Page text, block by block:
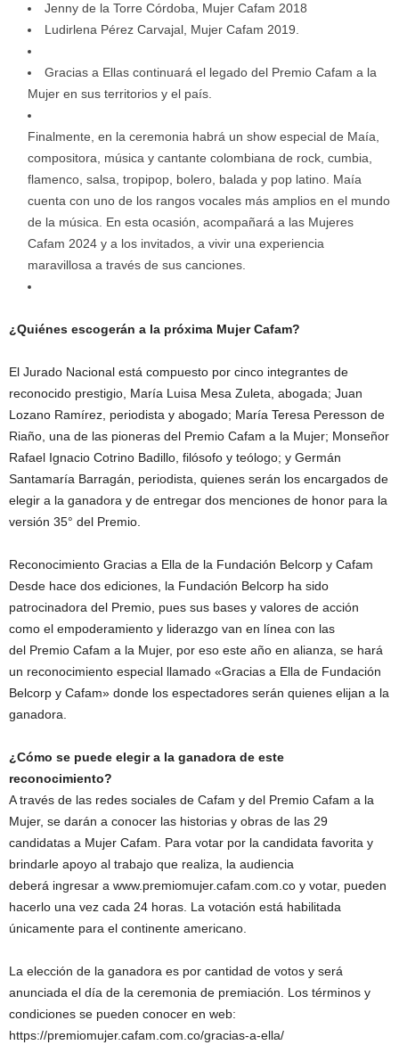
Jenny de la Torre Córdoba, Mujer Cafam 2018
Ludirlena Pérez Carvajal, Mujer Cafam 2019.
Gracias a Ellas continuará el legado del Premio Cafam a la
Mujer en sus territorios y el país.
Finalmente, en la ceremonia habrá un show especial de Maía,
compositora, música y cantante colombiana de rock, cumbia,
flamenco, salsa, tropipop, bolero, balada y pop latino. Maía
cuenta con uno de los rangos vocales más amplios en el mundo
de la música. En esta ocasión, acompañará a las Mujeres
Cafam 2024 y a los invitados, a vivir una experiencia
maravillosa a través de sus canciones.
¿Quiénes escogerán a la próxima Mujer Cafam?
El Jurado Nacional está compuesto por cinco integrantes de
reconocido prestigio, María Luisa Mesa Zuleta, abogada; Juan
Lozano Ramírez, periodista y abogado; María Teresa Peresson de
Riaño, una de las pioneras del Premio Cafam a la Mujer; Monseñor
Rafael Ignacio Cotrino Badillo, filósofo y teólogo; y Germán
Santamaría Barragán, periodista, quienes serán los encargados de
elegir a la ganadora y de entregar dos menciones de honor para la
versión 35° del Premio.
Reconocimiento Gracias a Ella de la Fundación Belcorp y Cafam
Desde hace dos ediciones, la Fundación Belcorp ha sido
patrocinadora del Premio, pues sus bases y valores de acción
como el empoderamiento y liderazgo van en línea con las
del Premio Cafam a la Mujer, por eso este año en alianza, se hará
un reconocimiento especial llamado «Gracias a Ella de Fundación
Belcorp y Cafam» donde los espectadores serán quienes elijan a la
ganadora.
¿Cómo se puede elegir a la ganadora de este
reconocimiento?
A través de las redes sociales de Cafam y del Premio Cafam a la
Mujer, se darán a conocer las historias y obras de las 29
candidatas a Mujer Cafam. Para votar por la candidata favorita y
brindarle apoyo al trabajo que realiza, la audiencia
deberá ingresar a www.premiomujer.cafam.com.co y votar, pueden
hacerlo una vez cada 24 horas. La votación está habilitada
únicamente para el continente americano.
La elección de la ganadora es por cantidad de votos y será
anunciada el día de la ceremonia de premiación. Los términos y
condiciones se pueden conocer en web:
https://premiomujer.cafam.com.co/gracias-a-ella/